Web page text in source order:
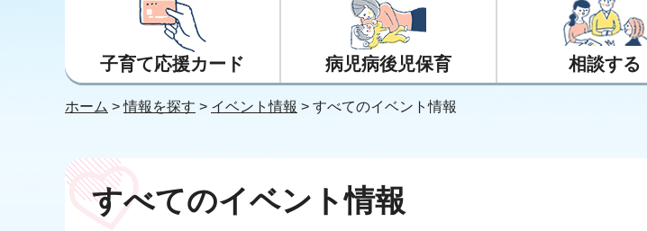
子育て応援カード 病児病後児保育 相談する
ホーム >情報を探す > イベント情報 > すべてのイベント情報
すべてのイベント情報